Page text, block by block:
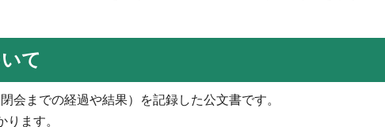
て
までの経過や結果）を記録した公文書です。
ます。